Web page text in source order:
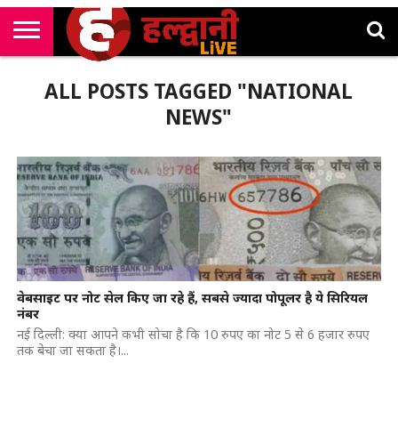
राष्ट्रीय
एम
कॉर्नर
न्यूज़
अलर्ट्स
ALL POSTS TAGGED "NATIONAL
NEWS"
वेबसाइट पर नोट सेल किए जा रहे हैं, सबसे ज्यादा पोपूलर है ये सिरियल
नंबर
नई दिल्ली: क्या आपने कभी सोचा है कि 10 रुपए का नोट 5 से 6 हजार रुपए
तक बेचा जा सकता है।...